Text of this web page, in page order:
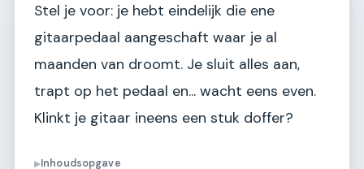
Stel je voor: je hebt eindelijk die ene
gitaarpedaal aangeschaft waar je al
maanden van droomt. Je sluit alles aan,
trapt op het pedaal en... wacht eens even.
Klinkt je gitaar ineens een stuk doffer?
▶Inhoudsopgave